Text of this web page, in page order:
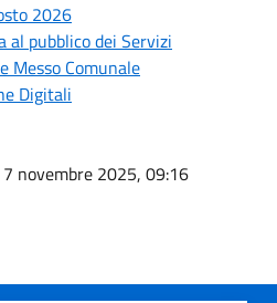
2026
al pubblico dei Servizi
Messo Comunale
Digitali
7 novembre 2025, 09:16